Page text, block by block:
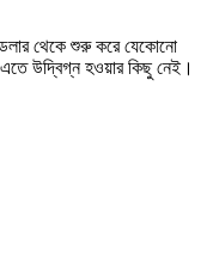
থেকে শুরু করে যেকোনো
উদ্বিগ্ন হওয়ার কিছু নেই।